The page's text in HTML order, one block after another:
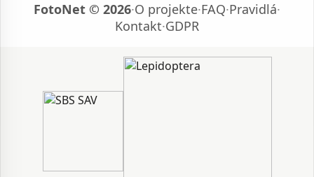
FotoNet © 2026·O projekte·FAQ·Pravidlá·
Kontakt·GDPR